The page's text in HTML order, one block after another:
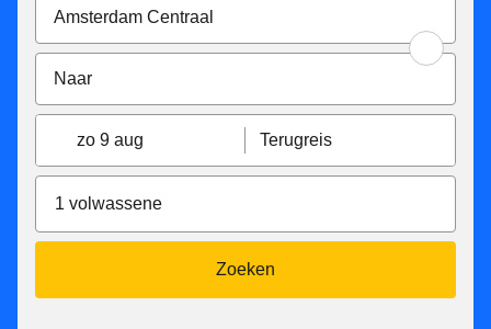
zo 9 aug Terugreis
1 volwassene
Zoeken